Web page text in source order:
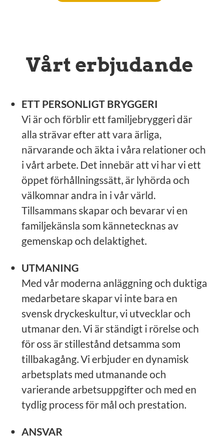
Vårt erbjudande
ETT PERSONLIGT BRYGGERI
Vi är och förblir ett familjebryggeri där
alla strävar efter att vara ärliga,
närvarande och äkta i våra relationer och
i vårt arbete. Det innebär att vi har vi ett
öppet förhållningssätt, är lyhörda och
välkomnar andra in i vår värld.
Tillsammans skapar och bevarar vi en
familjekänsla som kännetecknas av
gemenskap och delaktighet.
UTMANING
Med vår moderna anläggning och duktiga
medarbetare skapar vi inte bara en
svensk dryckeskultur, vi utvecklar och
utmanar den. Vi är ständigt i rörelse och
för oss är stillestånd detsamma som
tillbakagång. Vi erbjuder en dynamisk
arbetsplats med utmanande och
varierande arbetsuppgifter och med en
tydlig process för mål och prestation.
ANSVAR